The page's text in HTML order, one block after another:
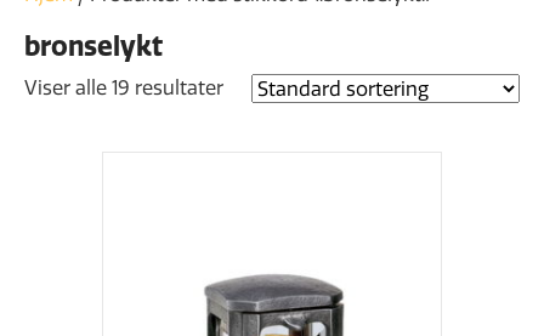
bronselykt
Viser alle 19 resultater